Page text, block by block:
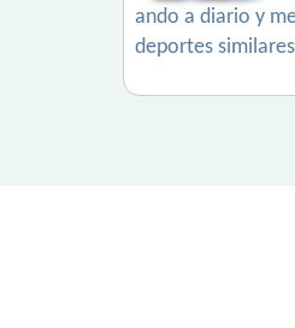
ando a diario y
deportes